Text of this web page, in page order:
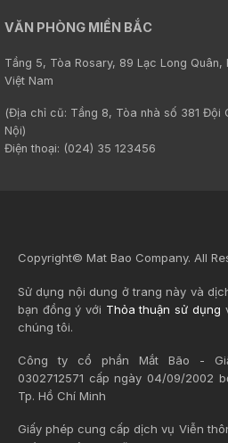
VĂN PHÒNG MIỀN BẮC
Tầng 5, Tòa Rosary, 89 Lạc Long Quân,
Việt Nam
(Địa chỉ cũ: Tầng 8, Tòa nhà số 381 Đội
Nội)
Điện thoại: (024) 35 123456
Copyright© Mat Bao Company. All
Sử dụng nội dung ở trang này và
bạn đồng ý với Thỏa thuận sử dụng
chúng tôi.
Công ty cổ phần Mắt Bão -
0302712571 cấp ngày 04/09/2002
Tp. Hồ Chí Minh
Giấy phép cung cấp dịch vụ Viễn